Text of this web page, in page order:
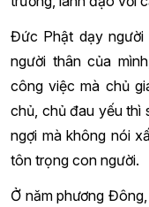
Đức Phật dạy người
người thân của
công việc mà chủ
chủ, chủ đau yếu thì
ngợi mà không nói
tôn trọng con người.
Ở năm phương